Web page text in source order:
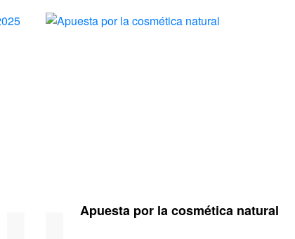
Apuesta por la cosmética natural